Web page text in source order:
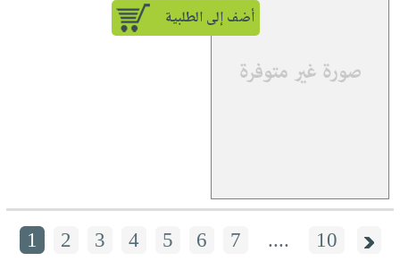
أضف إلى الطلبية
1 2 3 4 5 6 7 .... 10